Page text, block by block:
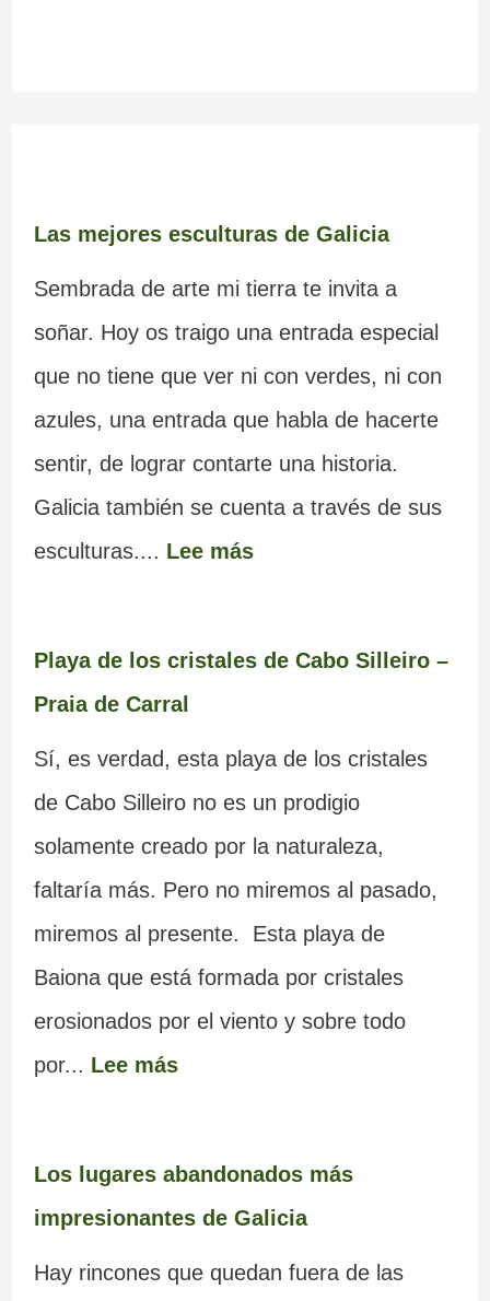
Las mejores esculturas de Galicia
Sembrada de arte mi tierra te invita a
soñar. Hoy os traigo una entrada especial
que no tiene que ver ni con verdes, ni con
azules, una entrada que habla de hacerte
sentir, de lograr contarte una historia.
Galicia también se cuenta a través de sus
esculturas.... Lee más
Playa de los cristales de Cabo Silleiro –
Praia de Carral
Sí, es verdad, esta playa de los cristales
de Cabo Silleiro no es un prodigio
solamente creado por la naturaleza,
faltaría más. Pero no miremos al pasado,
miremos al presente. Esta playa de
Baiona que está formada por cristales
erosionados por el viento y sobre todo
por... Lee más
Los lugares abandonados más
impresionantes de Galicia
Hay rincones que quedan fuera de las